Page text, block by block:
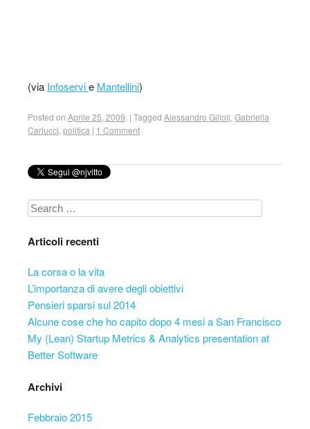
(via Infoservie Mantellini)
Posted on Aprile 25, 2009 | Tagged Alessandro Gilioli Gabriella
Carlucci politica | 1 Comment
Search
Articoli recenti
La corsa o la vita
L’importanza di avere degli obiettivi
Pensieri sparsi sul 2014
Alcune cose che ho capito dopo 4 mesi a San Francisco
My (Lean) Startup Metrics & Analytics presentation at
Better Software
Archivi
Febbraio 2015